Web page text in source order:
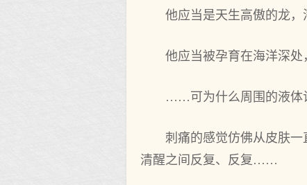
他应当是天生高傲的龙
他应当被孕育在海洋深处
……可为什么周围的液体
刺痛的感觉仿佛从皮肤
清醒之间反复、反复……